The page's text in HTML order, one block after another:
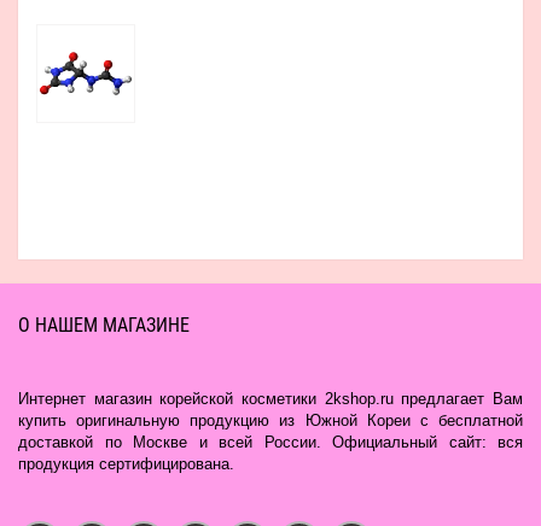
О НАШЕМ МАГАЗИНЕ
Интернет магазин корейской косметики 2kshop.ru предлагает Вам
купить оригинальную продукцию из Южной Кореи с бесплатной
доставкой по Москве и всей России. Официальный сайт: вся
продукция сертифицирована.